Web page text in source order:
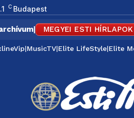
C Budapest
| MEGYEI ESTI HÍRLAPOK
|MusicTV|Elite LifeStyle|Elite